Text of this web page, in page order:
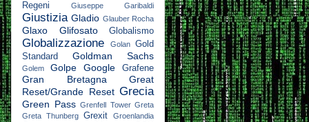
Regeni
Giuseppe Garibaldi
Giustizia Gladio Glauber Rocha
Glaxo Glifosato Globalismo
Globalizzazione Golan Gold
Standard
Goldman Sachs
Golem Golpe Google Grafene
Gran Bretagna
Great
Reset/Grande Reset Grecia
Green Pass Grenfell Tower Greta
Greta Thunberg Grexit Groenlandia